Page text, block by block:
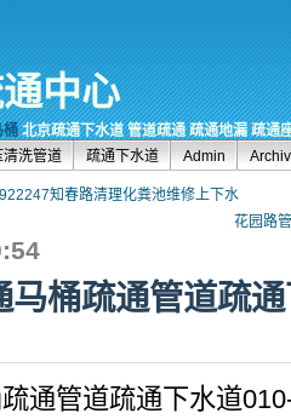
中心
桶北京疏通下水道 管道疏通 疏通地漏 疏通
清洗管道 疏通下水道 Admin
知春路清理化粪池维修上下水
花园路
马桶疏通管道疏
通管道疏通下水道